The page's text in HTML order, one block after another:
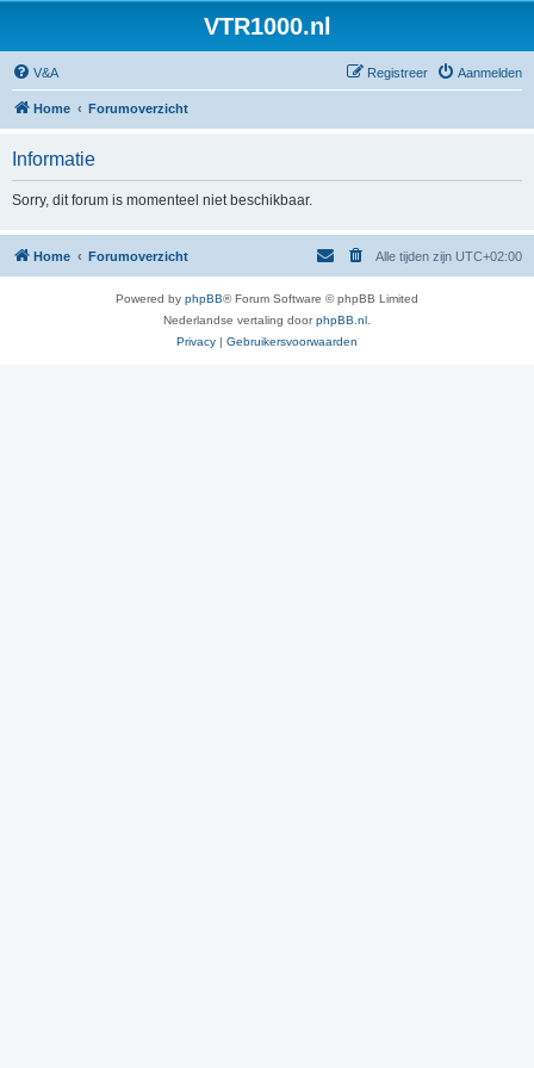
VTR1000.nl
V&A Aanmelden
Registreer
Home Forumoverzicht
Informatie
Sorry, dit forum is momenteel niet beschikbaar.
Home Forumoverzicht Alle tijden zijn UTC+02:00
Powered by phpBB® Forum Software © phpBB Limited
Nederlandse vertaling doorphpBB.nl
Privacy | Gebruikersvoorwaarden